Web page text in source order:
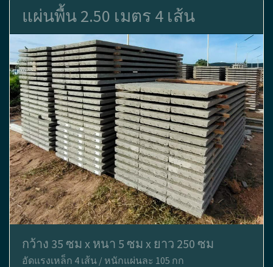
แผ่นพื้น 2.50 เมตร 4 เส้น
กว้าง 35 ซม x หนา 5 ซม x ยาว 250 ซม
อัดแรงเหล็ก 4 เส้น / หนักแผ่นละ 105 กก